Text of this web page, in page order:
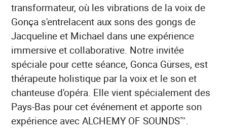
transformateur, où les vibrations de la voix de
Gonça s'entrelacent aux sons des gongs de
Jacqueline et Michael dans une expérience
immersive et collaborative. Notre invitée
spéciale pour cette séance, Gonca Gürses, est
thérapeute holistique par la voix et le son et
chanteuse d'opéra. Elle vient spécialement des
Pays-Bas pour cet événement et apporte son
expérience avec ALCHEMY OF SOUNDS™.